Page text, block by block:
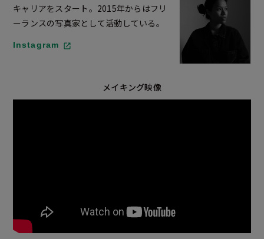
キャリアをスタート。2015年からはフリ
ーランスの写真家として活動している。
Instagram
メイキング映像